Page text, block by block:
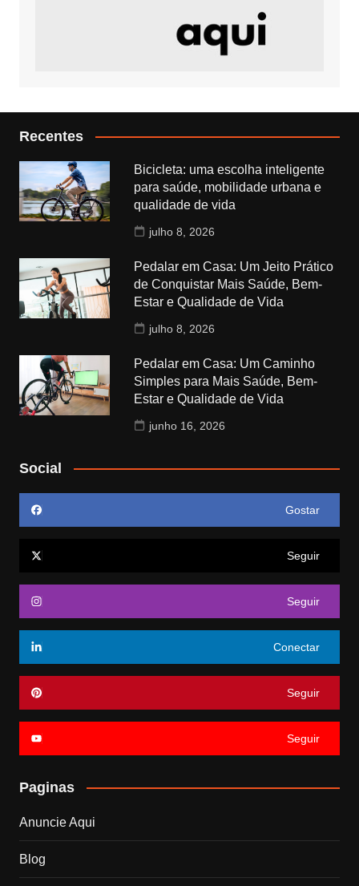
Recentes
Bicicleta: uma escolha inteligente
para saúde, mobilidade urbana e
qualidade de vida
julho 8, 2026
Pedalar em Casa: Um Jeito Prático
de Conquistar Mais Saúde, Bem-
Estar e Qualidade de Vida
julho 8, 2026
Pedalar em Casa: Um Caminho
Simples para Mais Saúde, Bem-
Estar e Qualidade de Vida
junho 16, 2026
Social
Gostar
Seguir
Seguir
Conectar
Seguir
Seguir
Paginas
Anuncie Aqui
Blog